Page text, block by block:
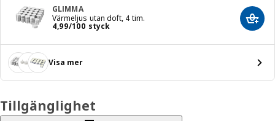
GLIMMA
Värmeljus utan doft, 4 tim.
4,99/100 styck
Pris 4,99/100 styck Lägg
Visa mer
Tillgänglighet